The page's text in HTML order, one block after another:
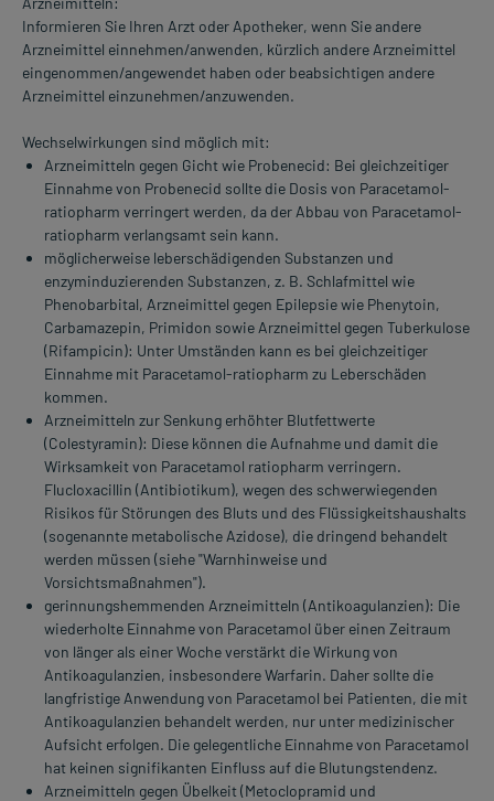
Informieren Sie Ihren Arzt oder Apotheker, wenn Sie andere
Arzneimittel einnehmen/anwenden, kürzlich andere Arzneimittel
eingenommen/angewendet haben oder beabsichtigen andere
Arzneimittel einzunehmen/anzuwenden.
Wechselwirkungen sind möglich mit:
Arzneimitteln gegen Gicht wie Probenecid: Bei gleichzeitiger
Einnahme von Probenecid sollte die Dosis von Paracetamol-
ratiopharm verringert werden, da der Abbau von Paracetamol-
ratiopharm verlangsamt sein kann.
möglicherweise leberschädigenden Substanzen und
enzyminduzierenden Substanzen, z. B. Schlafmittel wie
Phenobarbital, Arzneimittel gegen Epilepsie wie Phenytoin,
Carbamazepin, Primidon sowie Arzneimittel gegen Tuberkulose
(Rifampicin): Unter Umständen kann es bei gleichzeitiger
Einnahme mit Paracetamol-ratiopharm zu Leberschäden
kommen.
Arzneimitteln zur Senkung erhöhter Blutfettwerte
(Colestyramin): Diese können die Aufnahme und damit die
Wirksamkeit von Paracetamol ratiopharm verringern.
Flucloxacillin (Antibiotikum), wegen des schwerwiegenden
Risikos für Störungen des Bluts und des Flüssigkeitshaushalts
(sogenannte metabolische Azidose), die dringend behandelt
werden müssen (siehe "Warnhinweise und
Vorsichtsmaßnahmen").
gerinnungshemmenden Arzneimitteln (Antikoagulanzien): Die
wiederholte Einnahme von Paracetamol über einen Zeitraum
von länger als einer Woche verstärkt die Wirkung von
Antikoagulanzien, insbesondere Warfarin. Daher sollte die
langfristige Anwendung von Paracetamol bei Patienten, die mit
Antikoagulanzien behandelt werden, nur unter medizinischer
Aufsicht erfolgen. Die gelegentliche Einnahme von Paracetamol
hat keinen signifikanten Einfluss auf die Blutungstendenz.
Arzneimitteln gegen Übelkeit (Metoclopramid und